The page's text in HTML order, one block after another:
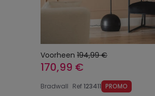
Voorheen 194,99 €
170,99 €
Bradwall Ref123411 PROMO